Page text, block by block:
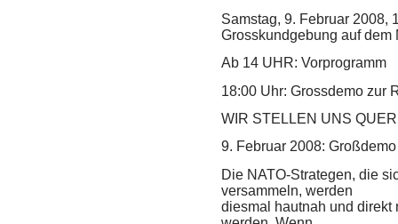
Samstag, 9. Februar 2008,
Grosskundgebung auf dem
Ab 14 UHR: Vorprogramm
18:00 Uhr: Grossdemo zur
WIR STELLEN UNS QUER
9. Februar 2008:
Die NATO-Strategen, die
versammeln, werden
diesmal hautnah und direkt